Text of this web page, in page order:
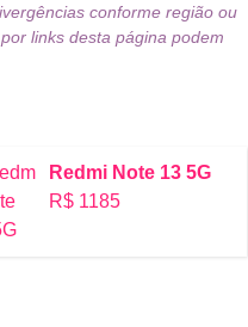
conforme região ou
links desta página podem
Redmi Note 13 5G
R$ 1185